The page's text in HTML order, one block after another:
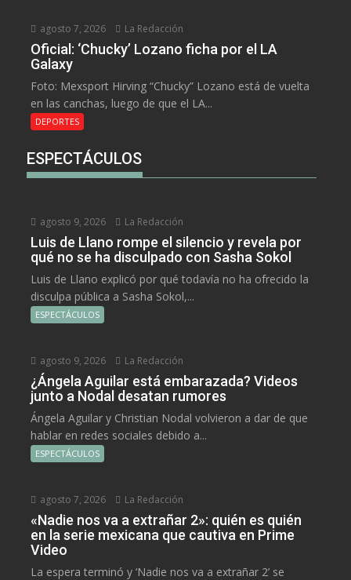
agosto 7, 2026 La Redacción
Oficial: ‘Chucky’ Lozano ficha por el LA
Galaxy
Foto: Mexsport Hirving “Chucky” Lozano está de vuelta
en las canchas, luego de que el LA...
DEPORTES
ESPECTÁCULOS
agosto 9, 2026 La Redacción
Luis de Llano rompe el silencio y revela por
qué no se ha disculpado con Sasha Sokol
Luis de Llano explicó por qué todavía no ha ofrecido la
disculpa pública a Sasha Sokol,...
ESPECTÁCULOS
agosto 9, 2026 La Redacción
¿Ángela Aguilar está embarazada? Videos
junto a Nodal desatan rumores
Ángela Aguilar y Christian Nodal volvieron a dar de que
hablar en redes sociales debido a...
ESPECTÁCULOS
agosto 7, 2026 La Redacción
«Nadie nos va a extrañar 2»: quién es quién
en la serie mexicana que cautiva en Prime
Video
La espera terminó y ‘Nadie nos va a extrañar 2’ se